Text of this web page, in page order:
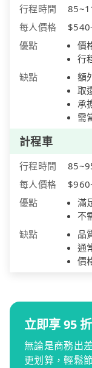
行程時間
每人價格
優點
價
行
缺點
額
取
承
需
計程車
行程時間
每人價格
優點
滿
不
缺點
品
通
價
立即享 95
無論是商務出
更划算，輕鬆